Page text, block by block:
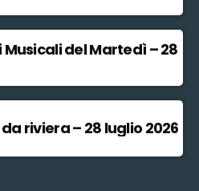
Musicali del Martedì – 28
riviera – 28 luglio 2026